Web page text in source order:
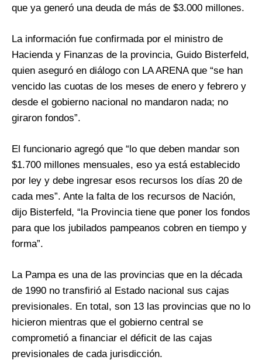
que ya generó una deuda de más de $3.000 millones.
La información fue confirmada por el ministro de
Hacienda y Finanzas de la provincia, Guido Bisterfeld,
quien aseguró en diálogo con LA ARENA que “se han
vencido las cuotas de los meses de enero y febrero y
desde el gobierno nacional no mandaron nada; no
giraron fondos”.
El funcionario agregó que “lo que deben mandar son
$1.700 millones mensuales, eso ya está establecido
por ley y debe ingresar esos recursos los días 20 de
cada mes”. Ante la falta de los recursos de Nación,
dijo Bisterfeld, “la Provincia tiene que poner los fondos
para que los jubilados pampeanos cobren en tiempo y
forma”.
La Pampa es una de las provincias que en la década
de 1990 no transfirió al Estado nacional sus cajas
previsionales. En total, son 13 las provincias que no lo
hicieron mientras que el gobierno central se
comprometió a financiar el déficit de las cajas
previsionales de cada jurisdicción.